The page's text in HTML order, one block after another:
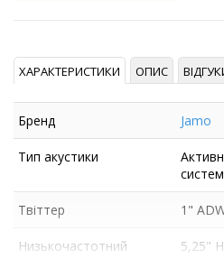
ХАРАКТЕРИСТИКИ ОПИС
Бренд Jamo
Тип акустики
Твіттер 1"
Низькочастотний
5,25"